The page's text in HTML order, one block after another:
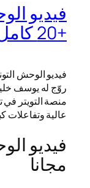
فيديو
+20 كامل
فيديو الوحش
روّج له يوسف
عالية وتفاعلات
فيديو
مجانا